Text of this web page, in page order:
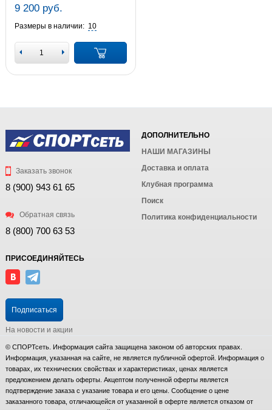
9 200 руб.
Размеры в наличии: 10
Заказать звонок
8 (900) 943 61 65
Обратная связь
8 (800) 700 63 53
ДОПОЛНИТЕЛЬНО
НАШИ МАГАЗИНЫ
Доставка и оплата
Клубная программа
Поиск
Политика конфиденциальности
ПРИСОЕДИНЯЙТЕСЬ
Подписаться
На новости и акции
© СПОРТсеть. Информация сайта защищена законом об авторских правах.
Информация, указанная на сайте, не является публичной офертой. Информация о
товарах, их технических свойствах и характеристиках, ценах является
предложением делать оферты. Акцептом полученной оферты является
подтверждение заказа с указание товара и его цены. Сообщение о цене
заказанного товара, отличающейся от указанной в оферте является отказом от